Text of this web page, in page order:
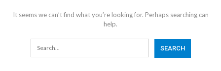
It seems we can’t find what you’re looking for. Perhaps searching can
help.